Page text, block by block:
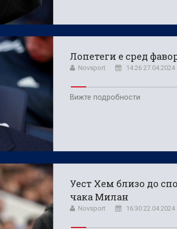
Лопетеги е сред
Novsport 14:26 27.04.2024
Вижте подробности
Уест Хем близо до
чака Милан
Novsport 16:30 22.04.2024